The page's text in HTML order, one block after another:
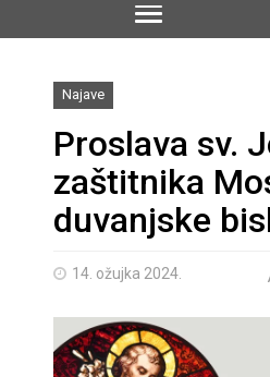
Najave
Proslava sv.
zaštitnika
duvanjske
14. ožujka 2024.